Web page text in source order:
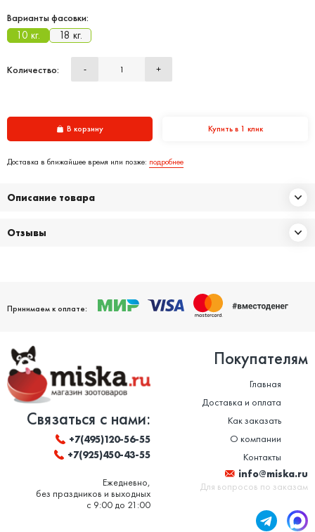
Варианты фасовки:
10 кг. 18 кг.
Количество: - +
В корзину Купить в 1 клик
Доставка в ближайшее время или позже: подробнее
Описание товара
Отзывы
Принимаем к оплате:
Связаться с нами:
+7(495)120-56-55
+7(925)450-43-55
Ежедневно,
без праздников и выходных
с 9:00 до 21:00
Покупателям
Главная
Доставка и оплата
Как заказать
О компании
Контакты
info@miska.ru
Для вопросов по заказам